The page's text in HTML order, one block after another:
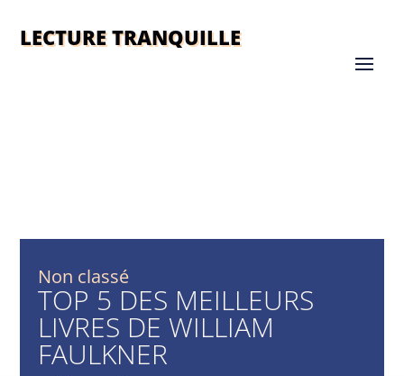
LECTURE TRANQUILLE
Non classé
TOP 5 DES MEILLEURS
LIVRES DE WILLIAM
FAULKNER